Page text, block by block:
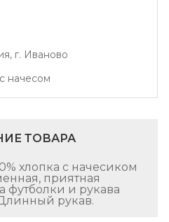
г. Иваново
начесом
ТОВАРА
хлопка с начесиком
приятная
футболки и рукава
рукав.